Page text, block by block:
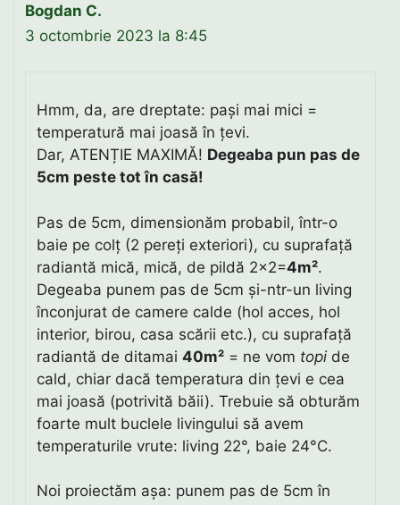
Bogdan C.
3 octombrie 2023 la 8:45
Hmm, da, are dreptate: pași mai mici =
temperatură mai joasă în țevi.
Dar, ATENȚIE MAXIMĂ! Degeaba pun pas de
5cm peste tot în casă!
Pas de 5cm, dimensionăm probabil, într-o
baie pe colț (2 pereți exteriori), cu suprafață
radiantă mică, mică, de pildă 2×2=4m².
Degeaba punem pas de 5cm și-ntr-un living
înconjurat de camere calde (hol acces, hol
interior, birou, casa scării etc.), cu suprafață
radiantă de ditamai 40m² = ne vom topi de
cald, chiar dacă temperatura din țevi e cea
mai joasă (potrivită băii). Trebuie să obturăm
foarte mult buclele livingului să avem
temperaturile vrute: living 22°, baie 24°C.
Noi proiectăm așa: punem pas de 5cm în